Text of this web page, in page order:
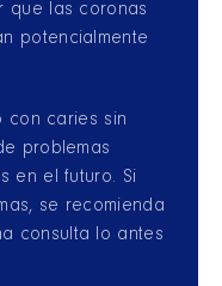
que las coronas
potencialmente
con caries sin
problemas
en el futuro. Si
se recomienda
consulta lo antes